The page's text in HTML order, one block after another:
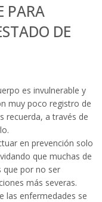
PARA
DE
es invulnerable y
muy poco registro de
recuerda, a través de
en prevención solo
que muchas de
que por no ser
más severas.
las enfermedades se